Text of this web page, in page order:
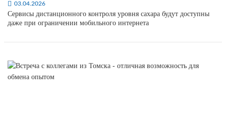
03.04.2026
Сервисы дистанционного контроля уровня сахара будут доступны
даже при ограничении мобильного интернета